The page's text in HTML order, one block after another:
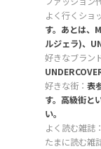
よく行くショ
す。あとは
ルジェラ)、
好きなブラン
好きな街： 表
す。高級街と
い。
よく読む雑誌：
たまに読む雑